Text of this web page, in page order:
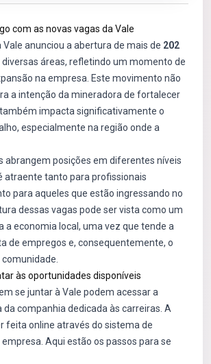
com as novas vagas da Vale
Vale anunciou a abertura de mais de 202
diversas áreas, refletindo um momento de
na empresa. Este movimento não
a intenção da mineradora de fortalecer
impacta significativamente o
especialmente na região onde a
abrangem posições em diferentes níveis
atraente tanto para profissionais
para aqueles que estão ingressando no
dessas vagas pode ser vista como um
a economia local, uma vez que tende a
de empregos e, consequentemente, o
às oportunidades disponíveis
se juntar à Vale podem acessar a
da companhia dedicada às carreiras. A
feita online através do sistema de
Aqui estão os passos para se